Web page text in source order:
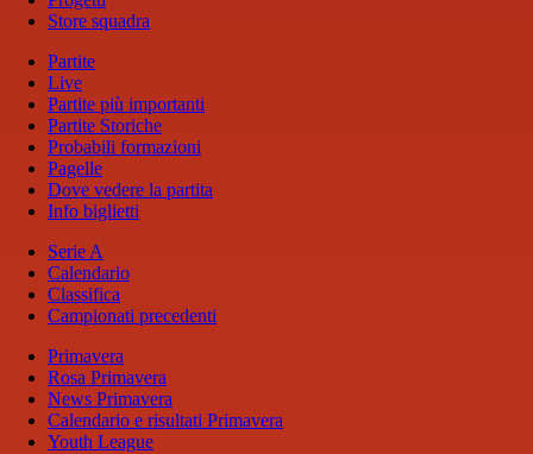
Store squadra
Partite
Live
Partite più importanti
Partite Storiche
Probabili formazioni
Pagelle
Dove vedere la partita
Info biglietti
Serie A
Calendario
Classifica
Campionati precedenti
Primavera
Rosa Primavera
News Primavera
Calendario e risultati Primavera
Youth League